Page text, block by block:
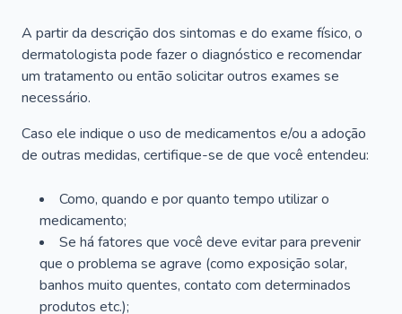
A partir da descrição dos sintomas e do exame físico, o
dermatologista pode fazer o diagnóstico e recomendar
um tratamento ou então solicitar outros exames se
necessário.
Caso ele indique o uso de medicamentos e/ou a adoção
de outras medidas, certifique-se de que você entendeu:
Como, quando e por quanto tempo utilizar o
medicamento;
Se há fatores que você deve evitar para prevenir
que o problema se agrave (como exposição solar,
banhos muito quentes, contato com determinados
produtos etc.);